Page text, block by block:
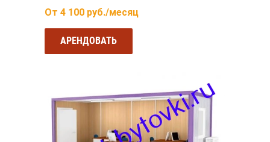
От 4 100 руб./месяц
АРЕНДОВАТЬ